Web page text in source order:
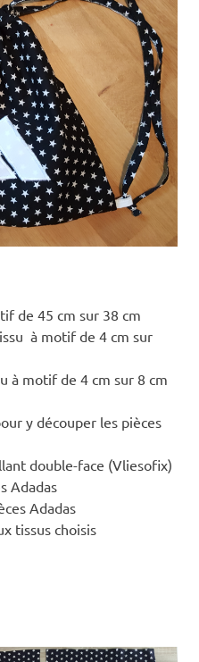
de 45 cm sur 38 cm
à motif de 4 cm sur
à motif de 4 cm sur 8 cm
y découper les pièces
double-face (Vliesofix)
Adadas
Adadas
tissus choisis